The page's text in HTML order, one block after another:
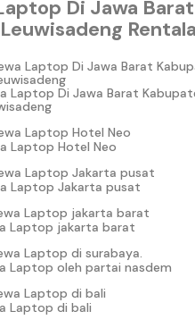
Di Jawa
Laptop Di Jawa Barat
Laptop Hotel Neo
Laptop Jakarta pusat
Laptop jakarta barat
Laptop oleh partai nasdem
Laptop di bali